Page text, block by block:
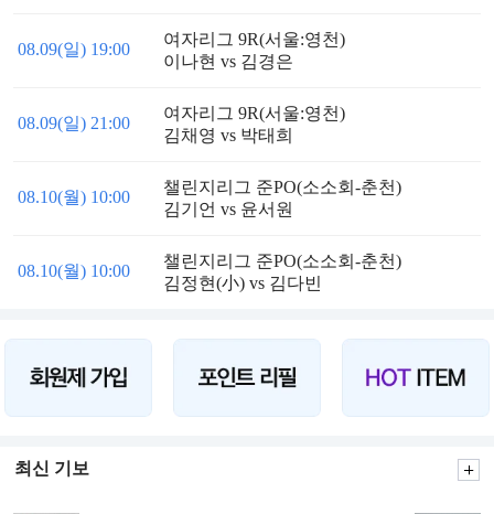
08.09(일) 19:00
여자리그 9R(서울:영천)
이나현 vs 김경은
08.09(일) 21:00
여자리그 9R(서울:영천)
김채영 vs 박태희
08.10(월) 10:00
챌린지리그 준PO(소소회-춘천)
김기언 vs 윤서원
08.10(월) 10:00
챌린지리그 준PO(소소회-춘천)
김정현(小) vs 김다빈
최신 기보